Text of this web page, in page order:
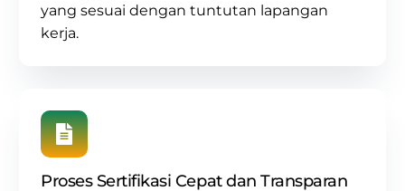
yang sesuai dengan tuntutan lapangan
kerja.
Proses Sertifikasi Cepat dan Transparan